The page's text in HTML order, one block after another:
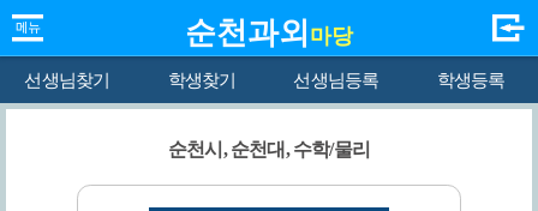
순천과외 마당
선생님찾기 학생찾기 선생님등록 학생등록
순천시, 순천대, 수학/물리